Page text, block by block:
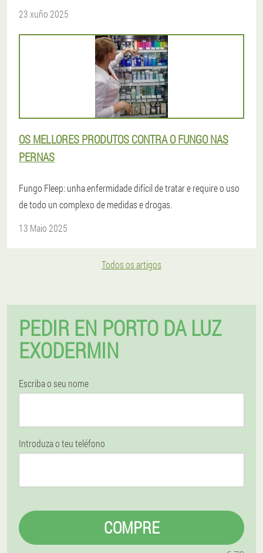
23 xuño 2025
OS MELLORES PRODUTOS CONTRA O FUNGO NAS
PERNAS
Fungo Fleep: unha enfermidade difícil de tratar e require o uso
de todo un complexo de medidas e drogas.
13 Maio 2025
Todos os artigos
PEDIR EN PORTO DA LUZ
EXODERMIN
Escriba o seu nome
Introduza o teu teléfono
COMPRE